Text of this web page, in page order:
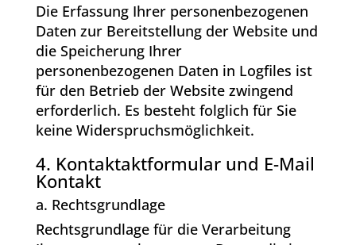
Die Erfassung Ihrer personenbezogenen
Daten zur Bereitstellung der Website und
die Speicherung Ihrer
personenbezogenen Daten in Logfiles ist
für den Betrieb der Website zwingend
erforderlich. Es besteht folglich für Sie
keine Widerspruchsmöglichkeit.
4. Kontaktaktformular und E-Mail
Kontakt
a. Rechtsgrundlage
Rechtsgrundlage für die Verarbeitung